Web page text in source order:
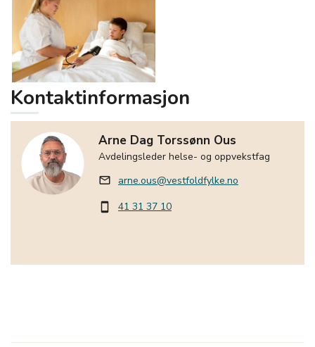
Kontaktinformasjon
Arne Dag Torssønn Ous
Avdelingsleder helse- og oppvekstfag
mail_outline arne.ous@vestfoldfylke.no
smartphone 41 31 37 10